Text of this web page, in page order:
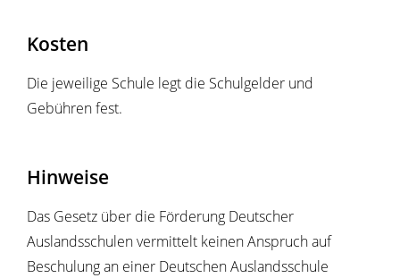
Kosten
Die jeweilige Schule legt die Schulgelder und
Gebühren fest.
Hinweise
Das Gesetz über die Förderung Deutscher
Auslandsschulen vermittelt keinen Anspruch auf
Beschulung an einer Deutschen Auslandsschule